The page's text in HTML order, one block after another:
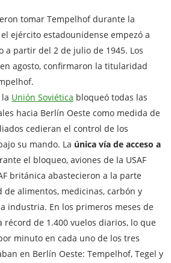
tomar Tempelhof durante la
ejército estadounidense empezó a
a partir del 2 de julio de 1945. Los
agosto, confirmaron la titularidad
Unión Soviética bloqueó todas las
hacia Berlín Oeste como medida de
cedieran el control de los
su mando. La única vía de acceso a
el bloqueo, aviones de la USAF
británica abastecieron a la parte
alimentos, medicinas, carbón y
industria. En los primeros meses de
récord de 1.400 vuelos diarios, lo que
minuto en cada uno de los tres
en Berlín Oeste: Tempelhof, Tegel y